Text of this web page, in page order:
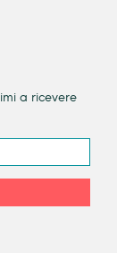
a ricevere